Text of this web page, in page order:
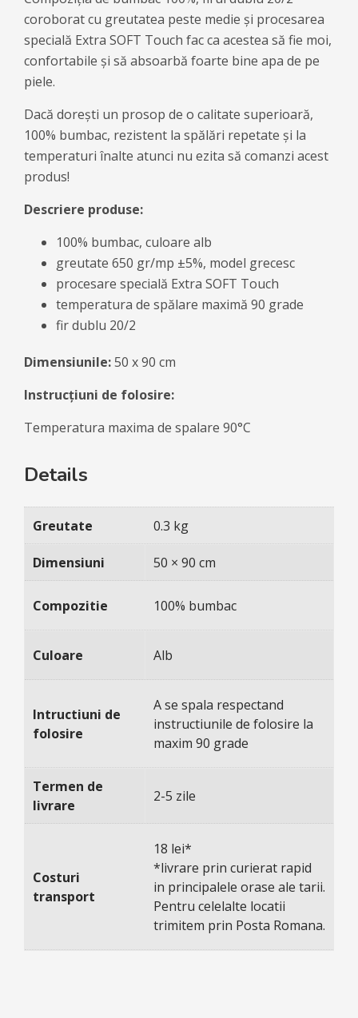
coroborat cu greutatea peste medie și procesarea
specială Extra SOFT Touch fac ca acestea să fie moi,
confortabile și să absoarbă foarte bine apa de pe
piele.
Dacă dorești un prosop de o calitate superioară,
100% bumbac, rezistent la spălări repetate și la
temperaturi înalte atunci nu ezita să comanzi acest
produs!
Descriere produse:
100% bumbac, culoare alb
greutate 650 gr/mp ±5%, model grecesc
procesare specială Extra SOFT Touch
temperatura de spălare maximă 90 grade
fir dublu 20/2
Dimensiunile:50 x 90 cm
Instrucțiuni de folosire:
Temperatura maxima de spalare 90°C
Details
Greutate 0.3 kg
Dimensiuni 50 × 90 cm
Compozitie 100% bumbac
Culoare Alb
Intructiuni de
folosire
A se spala respectand
instructiunile de folosire la
maxim 90 grade
Termen de
livrare
2-5 zile
Costuri
transport
18 lei*
*livrare prin curierat rapid
in principalele orase ale tarii.
Pentru celelalte locatii
trimitem prin Posta Romana.